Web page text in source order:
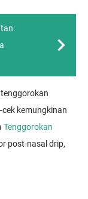
kemungkinan
Tenggorokan
post-nasal drip,